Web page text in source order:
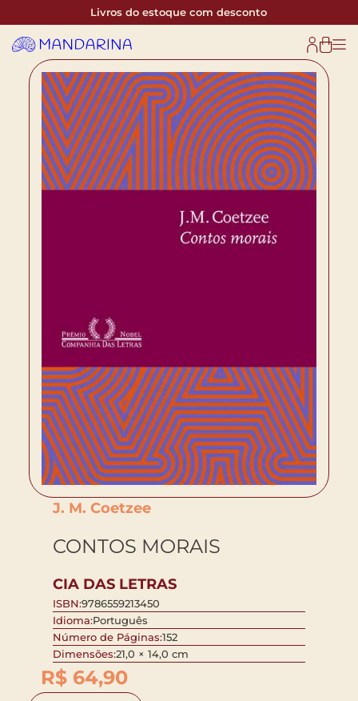
Livros do estoque com desconto
J. M. Coetzee
CONTOS MORAIS
CIA DAS LETRAS
ISBN:9786559213450
Idioma:Português
Número de Páginas:152
Dimensões:21,0 × 14,0 cm
R$ 64,90